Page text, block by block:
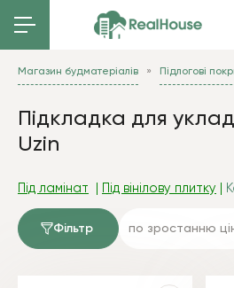
Магазин будматеріалів Підлогові
Підкладка для
Uzin
Під ламінат Під вінілову плитку
Фільтр по зростанню